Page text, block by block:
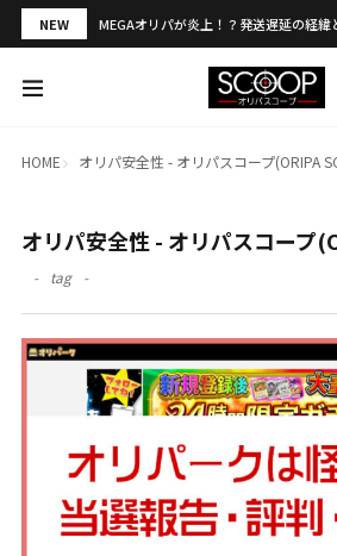
NEW MEGAオリパが炎上！？発送遅延の経緯
HOME オリパ安全性 - オリパスコープ(ORIPA
オリパ安全性 - オリパスコープ
tag